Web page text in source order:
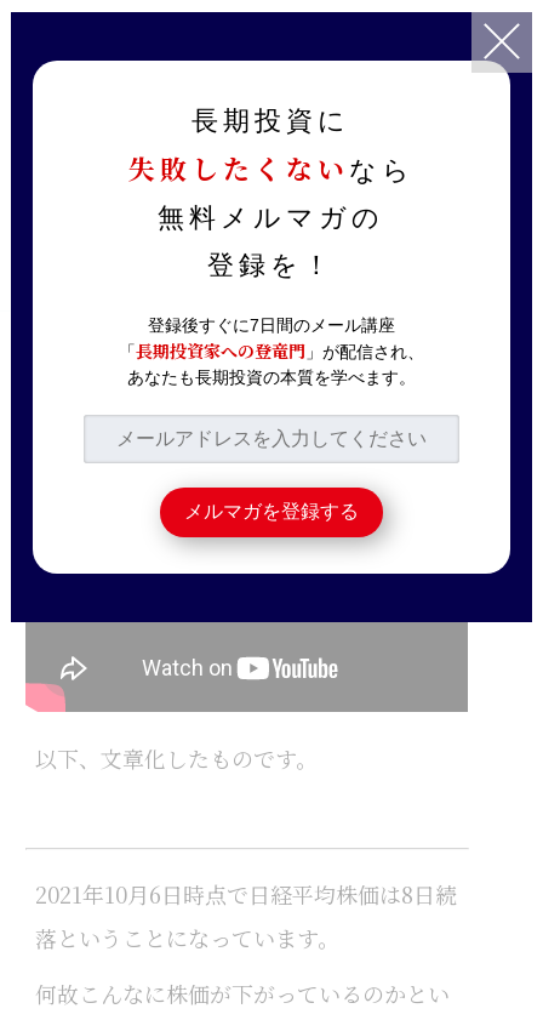
【岸田ショック】 株価下落要因と注目銘柄
ニュース解説
【岸田ショック】 株
価下落要因と注目銘柄
YouTubeに動画をアップロードしました！
以下、文章化したものです。
2021年10月6日時点で日経平均株価は8日続
落ということになっています。
何故こんなに株価が下がっているのかとい
長期投資に
失敗したくない なら
無料メルマガの
登録を！
登録後すぐに7日間のメール講座
「長期投資家への登竜門」が配信され、
あなたも長期投資の本質を学べます。